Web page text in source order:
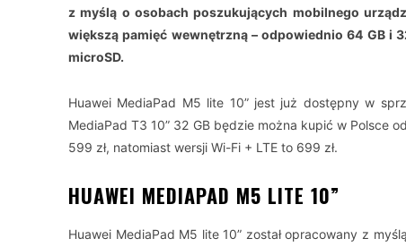
z myślą o osobach poszukujących mobilnego
większą pamięć wewnętrzną – odpowiednio 64 GB i
microSD.
Huawei MediaPad M5 lite 10” jest już dostępny w
MediaPad T3 10” 32 GB będzie można kupić w Polsce
599 zł, natomiast wersji Wi-Fi + LTE to 699 zł.
HUAWEI MEDIAPAD M5 LITE 10”
Huawei MediaPad M5 lite 10” został opracowany z